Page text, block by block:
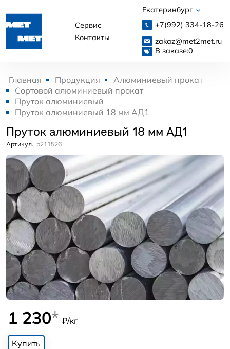
Сервис
Контакты
Екатеринбург
+7(992) 334-18-26
zakaz@met2met.ru
В заказе:0
Главная Продукция
Алюминиевый прокат
Сортовой алюминиевый прокат
Пруток алюминиевый
Пруток алюминиевый 18 мм АД1
Пруток алюминиевый 18 мм АД1
Артикул. p211526
1 230* ₽/кг
Купить